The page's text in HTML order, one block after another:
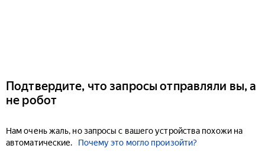
Подтвердите, что запросы отправляли вы, а
не робот
Нам очень жаль, но запросы с вашего устройства похожи на
автоматические.
Почему это могло произойти?